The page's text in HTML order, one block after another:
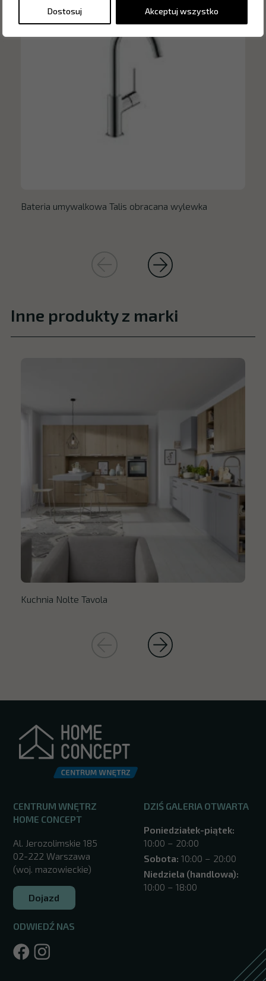
Dostosuj Akceptuj wszystko
Bateria umywalkowa Talis obracana wylewka
Inne produkty z marki
Kuchnia Nolte Tavola
CENTRUM WNĘTRZ
HOME CONCEPT
Al. Jerozolimskie 185
02-222 Warszawa
(woj. mazowieckie)
Dojazd
ODWIEDŹ NAS
DZIŚ GALERIA OTWARTA
Poniedziałek-piątek:
10:00 – 20:00
Sobota: 10:00 – 20:00
Niedziela (handlowa):
10:00 – 18:00